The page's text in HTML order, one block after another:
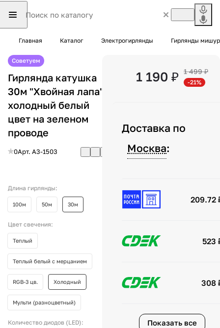
Главная Каталог Электрогирлянды Гирлянды
Советуем
Гирлянда катушка
30м "Хвойная лапа"
холодный белый
цвет на зеленом
проводе
0Арт. A3-1503
Длина гирлянды:
100м 50м 30м
Цвет свечения:
Теплый
Теплый белый с мерцанием
RGB-3 цв. Холодный
Мульти (разноцветный)
Количество диодов (LED):
1 190 ₽ 1 499 ₽
-21%
Доставка по
Москва:
209.72
523
308
Показать все